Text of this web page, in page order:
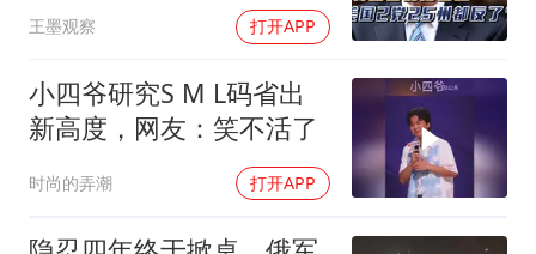
王墨观察 打开APP
小四爷研究S M L码省出
新高度，网友：笑不活了
时尚的弄潮 打开APP